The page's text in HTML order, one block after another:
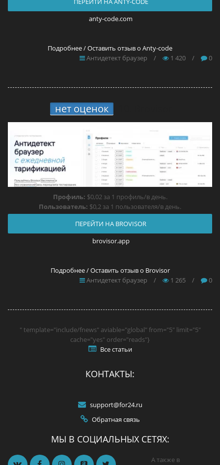
anty-code.com
Подробнее / Оставить отзыв о Anty-code
Антидетект браузер
/ 1 420 / 0
нет оценок
Профиль: $0,02 за 1 профиль/в день.
Пользователь: $0,2 за 1 пользователя/в день.
ПЕРЕЙТИ НА BROVISOR
brovisor.app
Подробнее / Оставить отзыв о Brovisor
Антидетект браузер
/ 1 265 / 0
" template="include/fnews" aviable="global" from="5" limit="5"
cache="yes" order="reads"}
Все статьи
КОНТАКТЫ:
support@for24.ru
Обратная связь
МЫ В СОЦИАЛЬНЫХ СЕТЯХ:
А также в